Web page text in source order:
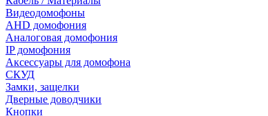
Видеодомофоны
AHD домофония
Аналоговая домофония
IP домофония
Аксессуары для домофона
СКУД
Замки, защелки
Дверные доводчики
Кнопки